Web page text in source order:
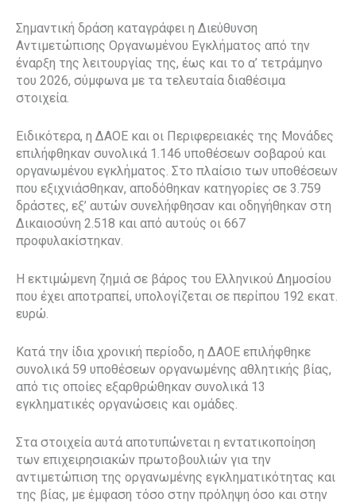
Σημαντική δράση καταγράφει η Διεύθυνση
Αντιμετώπισης Οργανωμένου Εγκλήματος από την
έναρξη της λειτουργίας της, έως και το α’ τετράμηνο
του 2026, σύμφωνα με τα τελευταία διαθέσιμα
στοιχεία.
Ειδικότερα, η ΔΑΟΕ και οι Περιφερειακές της Μονάδες
επιλήφθηκαν συνολικά 1.146 υποθέσεων σοβαρού και
οργανωμένου εγκλήματος. Στο πλαίσιο των υποθέσεων
που εξιχνιάσθηκαν, αποδόθηκαν κατηγορίες σε 3.759
δράστες, εξ’ αυτών συνελήφθησαν και οδηγήθηκαν στη
Δικαιοσύνη 2.518 και από αυτούς οι 667
προφυλακίστηκαν.
Η εκτιμώμενη ζημιά σε βάρος του Ελληνικού Δημοσίου
που έχει αποτραπεί, υπολογίζεται σε περίπου 192 εκατ.
ευρώ.
Κατά την ίδια χρονική περίοδο, η ΔΑΟΕ επιλήφθηκε
συνολικά 59 υποθέσεων οργανωμένης αθλητικής βίας,
από τις οποίες εξαρθρώθηκαν συνολικά 13
εγκληματικές οργανώσεις και ομάδες.
Στα στοιχεία αυτά αποτυπώνεται η εντατικοποίηση
των επιχειρησιακών πρωτοβουλιών για την
αντιμετώπιση της οργανωμένης εγκληματικότητας και
της βίας, με έμφαση τόσο στην πρόληψη όσο και στην